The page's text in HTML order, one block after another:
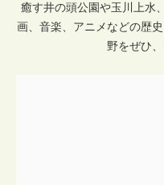
癒す井の頭公園や玉川上水
画、音楽、アニメなどの歴
野をぜひ